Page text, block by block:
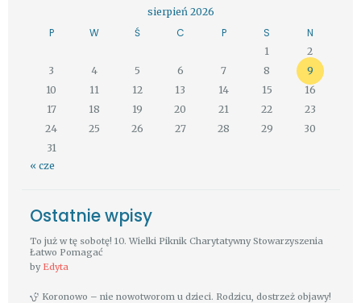
sierpień 2026
P W Ś C P S N
1
2
3
4 5 6 7 8
9
10
11 12 13 14 15
16
17
18 19 20 21 22
23
24
25 26 27 28 29
30
31
« cze
Ostatnie wpisy
To już w tę sobotę! 10. Wielki Piknik Charytatywny Stowarzyszenia
Łatwo Pomagać
by Edyta
Koronowo – nie nowotworom u dzieci. Rodzicu, dostrzeż objawy!